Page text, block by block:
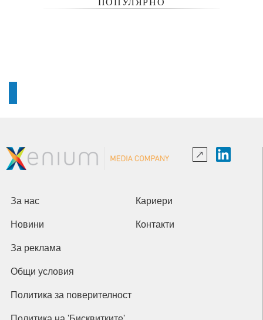
ПОПУЛЯРНО
За нас Кариери
Новини Контакти
За реклама
Общи условия
Политика за поверителност